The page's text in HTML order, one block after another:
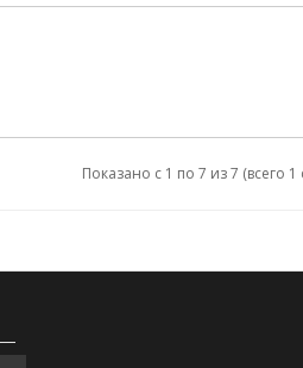
Показано с 1 по 7 из 7 (всего 1